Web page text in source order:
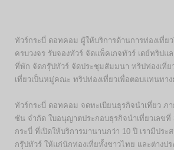
ทัวร์กระบี่ ดอทคอม ผู้ให้บริการด้านการท่องเที่ย
ครบวงจร รับจองทัวร์ จัดแพ็คเกจทัวร์ เดย์ทริปแ
ที่พัก จัดกรุ๊ปทัวร์ จัดประชุมสัมมนา ทริปท่องเที่ย
เที่ยวเป็นหมู่คณะ ทริปท่องเที่ยวเพื่อตอบแทนทา
ทัวร์กระบี่ ดอทคอม จดทะเบียนธุรกิจนำเที่ยว ภ
ซัน จำกัด ใบอนุญาตประกอบธุรกิจนำเที่ยวเลขที่
กระบี่ ที่เปิดให้บริการมานานกว่า 10 ปี เรามีปร
กรุ๊ปทัวร์ ให้แก่นักท่องเที่ยทั้งชาวไทย และต่างป